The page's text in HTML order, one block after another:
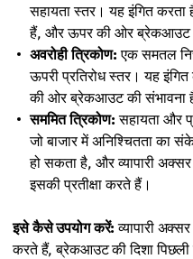
सहायता स्तर। यह इंगित
हैं, और ऊपर की ओर ब्रेकआउट
अवरोही त्रिकोण: एक समतल
ऊपरी प्रतिरोध स्तर। यह
की ओर ब्रेकआउट की संभावना
सममित त्रिकोण: सहायता और
जो बाजार में अनिश्चितता का
हो सकता है, और व्यापारी
इसकी प्रतीक्षा करते हैं।
इसे कैसे उपयोग करें: व्यापारी
करते हैं, ब्रेकआउट की दिशा पिछली